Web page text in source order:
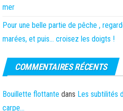
mer
Pour une belle partie de pêche ,
marées, et puis… croisez les doigts !
COMMENTAIRES RÉCENTS
Bouillette flottante dans Les subtilités
carpe…